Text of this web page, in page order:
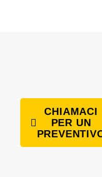
CHIAMACI
PER UN